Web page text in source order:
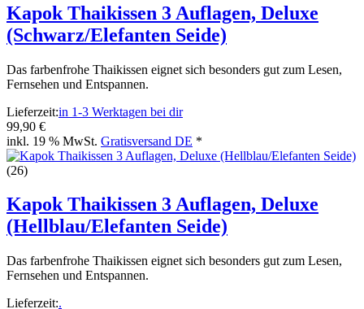
Kapok Thaikissen 3 Auflagen, Deluxe
(Schwarz/Elefanten Seide)
Das farbenfrohe Thaikissen eignet sich besonders gut zum Lesen,
Fernsehen und Entspannen.
Lieferzeit:in 1-3 Werktagen bei dir
99,90 €
inkl. 19 % MwSt. Gratisversand DE *
(26)
Kapok Thaikissen 3 Auflagen, Deluxe
(Hellblau/Elefanten Seide)
Das farbenfrohe Thaikissen eignet sich besonders gut zum Lesen,
Fernsehen und Entspannen.
Lieferzeit:.